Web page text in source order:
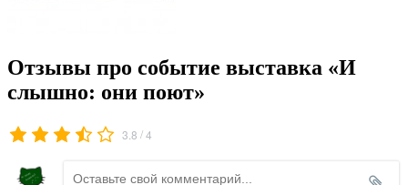
Отзывы про событие выставка «И
слышно: они поют»
3.8 /4